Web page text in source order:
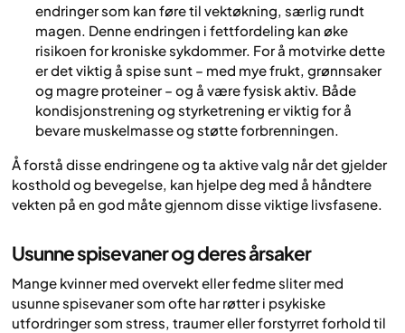
endringer som kan føre til vektøkning, særlig rundt
magen. Denne endringen i fettfordeling kan øke
risikoen for kroniske sykdommer. For å motvirke dette
er det viktig å spise sunt – med mye frukt, grønnsaker
og magre proteiner – og å være fysisk aktiv. Både
kondisjonstrening og styrketrening er viktig for å
bevare muskelmasse og støtte forbrenningen.
Å forstå disse endringene og ta aktive valg når det gjelder
kosthold og bevegelse, kan hjelpe deg med å håndtere
vekten på en god måte gjennom disse viktige livsfasene.
Usunne spisevaner og deres årsaker
Mange kvinner med overvekt eller fedme sliter med
usunne spisevaner som ofte har røtter i psykiske
utfordringer som stress, traumer eller forstyrret forhold til